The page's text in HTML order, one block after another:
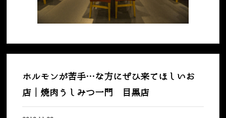
ホルモンが苦手…な方にぜひ来てほしいお
店｜焼肉うしみつ一門 目黒店